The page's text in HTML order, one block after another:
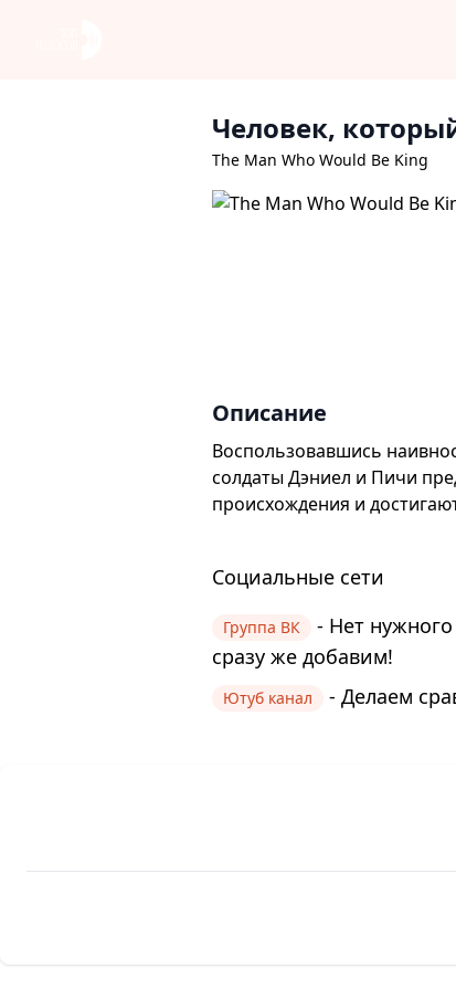
Человек,
The Man Who Would Be King
Описание
Воспользовавшись
солдаты Дэниел и Пичи
происхождения и
Социальные сети
Группа ВК
- Нет
сразу же добавим!
Ютуб канал - Делаем